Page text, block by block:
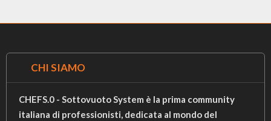
CHI SIAMO
CHEFS.0 - Sottovuoto System è la prima community
italiana di professionisti, dedicata al mondo del